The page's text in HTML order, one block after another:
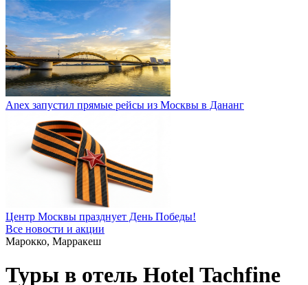
Anex запустил прямые рейсы из Москвы в Дананг
Центр Москвы празднует День Победы!
Все новости и акции
Марокко, Марракеш
Туры в отель Hotel Tachfine